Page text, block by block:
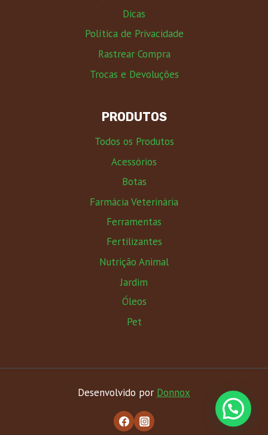
Dicas
Política de Privacidade
Rastrear Compra
Trocas e Devoluções
PRODUTOS
Todos os Produtos
Acessórios
Botas
Farmácia Veterinária
Ferramentas
Fertilizantes
Nutrição Animal
Jardim
Óleos
Pet
Desenvolvido por Donnox